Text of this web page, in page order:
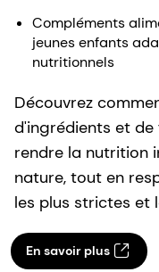
Compléments
jeunes enfants
nutritionnels
Découvrez
d'ingrédients et
rendre la nutrition
nature, tout en
les plus strictes et
En savoir plus